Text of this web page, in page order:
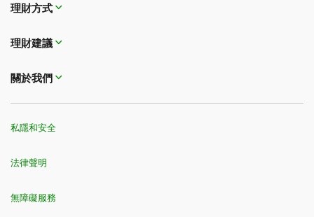
理財方式​​​​​​​
理財建議
關於我們
私隱和安全
法律聲明
無障礙服務